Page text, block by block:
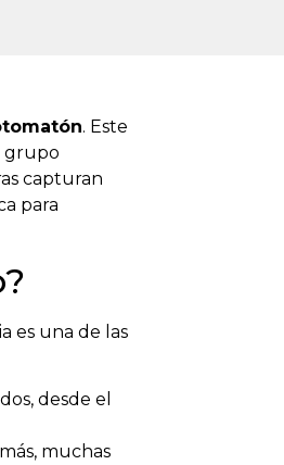
. Este
grupo
capturan
para
es una de las
desde el
muchas